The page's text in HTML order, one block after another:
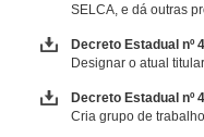
SELCA, e dá outras
Decreto Estadual nº
Designar o atual
Decreto Estadual nº
Cria grupo de